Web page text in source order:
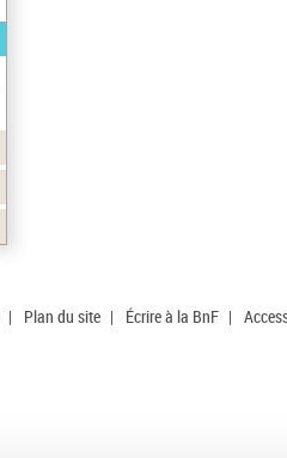
| Plan du site | Écrire à la BnF |